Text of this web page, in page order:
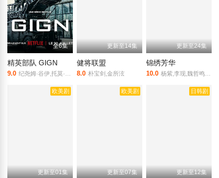
全6集
精英部队 GIGN
9.0 纪尧姆·谷伊,托莫·希思黎,朱迪斯·厄尔·泽恩,菲利普·舒尔,尼可拉斯·旺克奇基,Rudgy·Pajany,奥黛丽·洛滕,莉安娜·谢,Gign,Vanesa·Prieto,Mohid·Abid
更新至14集
健将联盟
8.0 朴宝剑,金所泫
更新至24集
锦绣芳华
10.0 杨紫,李现,魏哲鸣,张雅钦,涂松岩,管乐,许龄月,董洁,杨昆,沈梦辰,佟梦实,张琪,邵芸,孙美林,古子成,曲哲明,包晨希
欧美剧
更新至01集
欧美剧
更新至07集
日韩剧
更新至12集